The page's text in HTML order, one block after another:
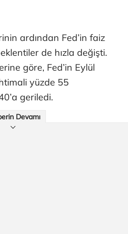
ardından Fed’in faiz
de hızla değişti.
göre, Fed’in Eylül
yüzde 55
geriledi.
Devamı